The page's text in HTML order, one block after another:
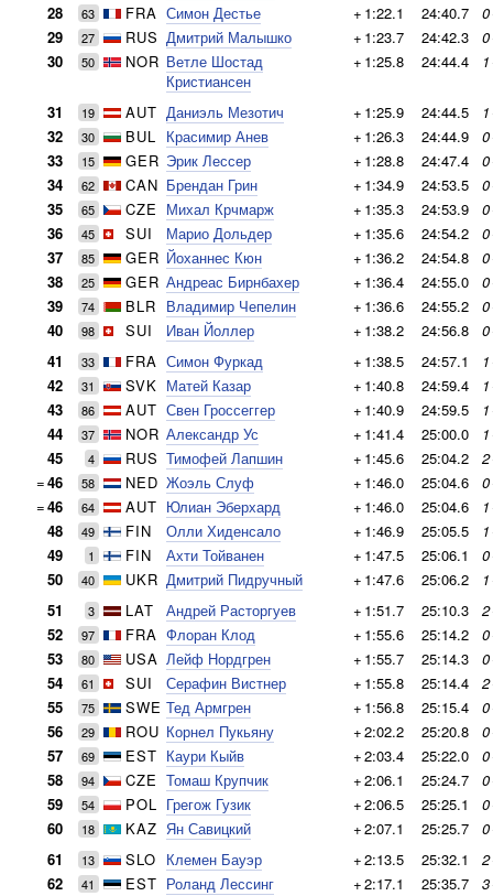
28
63 FRA Симон Дестье + 1:22.1 24:40.7 0
29
27 RUS Дмитрий Малышко + 1:23.7 24:42.3 0
30
50 NOR Ветле Шостад
Кристиансен
+ 1:25.8 24:44.4 1
31 19 AUT Даниэль Мезотич + 1:25.9 24:44.5 1
32
30 BUL Красимир Анев + 1:26.3 24:44.9 0
33
15 GER Эрик Лессер + 1:28.8 24:47.4 0
34
62 CAN Брендан Грин + 1:34.9 24:53.5 0
35
65 CZE Михал Крчмарж + 1:35.3 24:53.9 0
36
45 SUI Марио Дольдер + 1:35.6 24:54.2 0
37
85 GER Йоханнес Кюн + 1:36.2 24:54.8 0
38
25 GER Андреас Бирнбахер + 1:36.4 24:55.0 0
39
74 BLR Владимир Чепелин + 1:36.6 24:55.2 0
40
98 SUI Иван Йоллер + 1:38.2 24:56.8 0
41
33 FRA Симон Фуркад + 1:38.5 24:57.1 1
42
31 SVK Матей Казар + 1:40.8 24:59.4 1
43
86 AUT Свен Гроссеггер + 1:40.9 24:59.5 1
44
37 NOR Александр Ус + 1:41.4 25:00.0 1
45
4 RUS Тимофей Лапшин + 1:45.6 25:04.2 2
=46 58 NED Жоэль Слуф + 1:46.0 25:04.6 0
=46 64 AUT Юлиан Эберхард + 1:46.0 25:04.6 1
48
49 FIN Олли Хиденсало + 1:46.9 25:05.5 1
49
1 FIN Ахти Тойванен + 1:47.5 25:06.1 0
50
40 UKR Дмитрий Пидручный + 1:47.6 25:06.2 1
51
3 LAT Андрей Расторгуев + 1:51.7 25:10.3 2
52
97 FRA Флоран Клод + 1:55.6 25:14.2 0
53
80 USA Лейф Нордгрен + 1:55.7 25:14.3 0
54
61 SUI Серафин Вистнер + 1:55.8 25:14.4 2
55
75 SWE Тед Армгрен + 1:56.8 25:15.4 0
56
29 ROU Корнел Пукьяну +2:02.2 25:20.8 0
57
69 EST Каури Кыйв +2:03.4 25:22.0 0
58
94 CZE Томаш Крупчик +2:06.1 25:24.7 0
59
54 POL Грегож Гузик +2:06.5 25:25.1 0
60
18 KAZ Ян Савицкий +2:07.1 25:25.7 0
61
13 SLO Клемен Бауэр +2:13.5 25:32.1 2
62
41 EST Роланд Лессинг +2:17.1 25:35.7 3